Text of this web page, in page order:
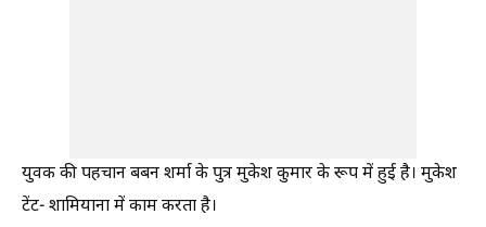
युवक की पहचान बबन शर्मा के पुत्र मुकेश कुमार के रूप में हुई है। मुकेश
टेंट- शामियाना में काम करता है।